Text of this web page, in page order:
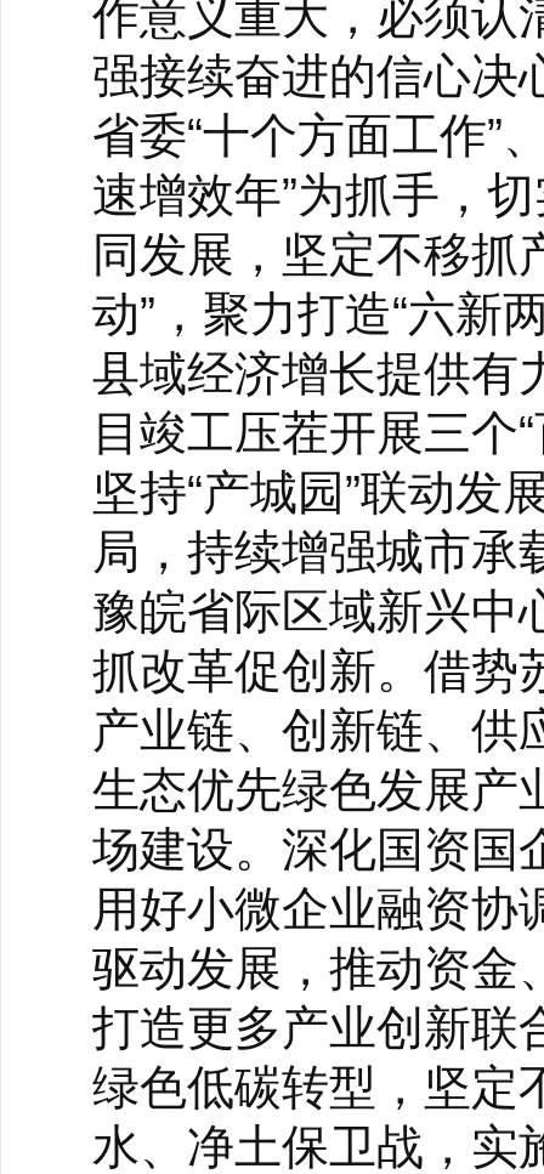
作意义重大，必须认
强接续奋进的信心决
省委“十个方面工作”
速增效年”为抓手，
同发展，坚定不移抓
动”，聚力打造“六新
县域经济增长提供有
目竣工压茬开展三个
坚持“产城园”联动发
局，持续增强城市承
豫皖省际区域新兴中
抓改革促创新。借势
产业链、创新链、供
生态优先绿色发展产
场建设。深化国资国
用好小微企业融资协
驱动发展，推动资金
打造更多产业创新联
绿色低碳转型，坚定
水、净土保卫战，实